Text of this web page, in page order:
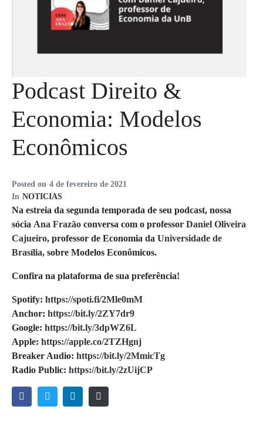
Posted on 4 de fevereiro de 2021
In NOTICIAS
Podcast Direito &
Economia: Modelos
Econômicos
Na estreia da segunda temporada de seu podcast, nossa
sócia Ana Frazão conversa com o professor Daniel Oliveira
Cajueiro, professor de Economia da Universidade de
Brasília, sobre Modelos Econômicos.
Confira na plataforma de sua preferência!
Spotify: https://spoti.fi/2Mle0mM
Anchor: https://bit.ly/2ZY7dr9
Google: https://bit.ly/3dpWZ6L
Apple: https://apple.co/2TZHgnj
Breaker Audio: https://bit.ly/2MmicTg
Radio Public: https://bit.ly/2zUijCP